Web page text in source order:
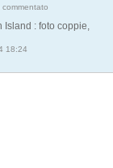
commentato
Island : foto coppie,
18:24